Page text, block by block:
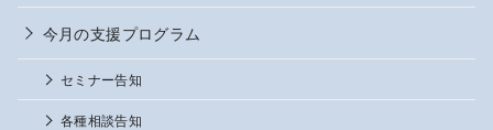
今月の支援プログラム
セミナー告知
各種相談告知